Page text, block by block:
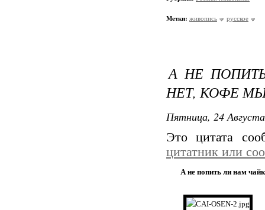
Метки: живопись русское
А НЕ
НЕТ, КОФЕ
Пятница, 24
Это цитата
цитатник или
А не попить ли нам